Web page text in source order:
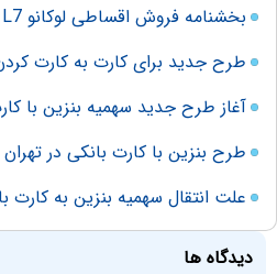
بخشنامه فروش اقساطی لوکانو L7 و لوکانو L8 (مرداد 1405)
طرح جدید برای کارت به کارت
آغاز طرح جدید سهمیه بنزین با
طرح بنزین با کارت بانکی در
علت انتقال سهمیه بنزین به
دیدگاه ها